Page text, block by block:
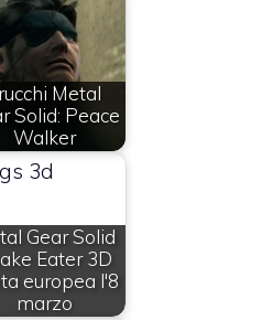
Metal
Solid: Peace
Walker
Gear Solid
Eater 3D
europea l'8
marzo